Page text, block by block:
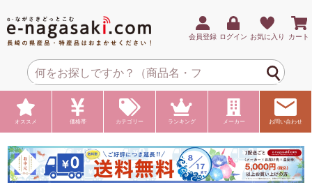
会員登録 ログイン お気に入り カート
オススメ 価格帯 カテゴリー ランキング メーカー お問い合わせ